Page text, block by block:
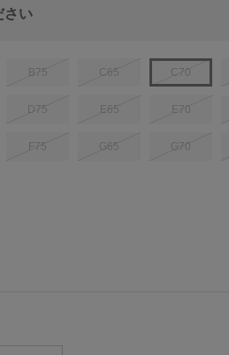
さい
B75 C65 C70
D75 E65 E70
F75 G65 G70